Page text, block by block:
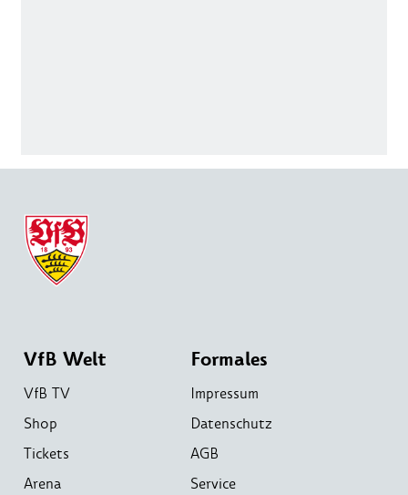
VfB Welt
VfB TV
Shop
Tickets
Arena
Formales
Impressum
Datenschutz
AGB
Service